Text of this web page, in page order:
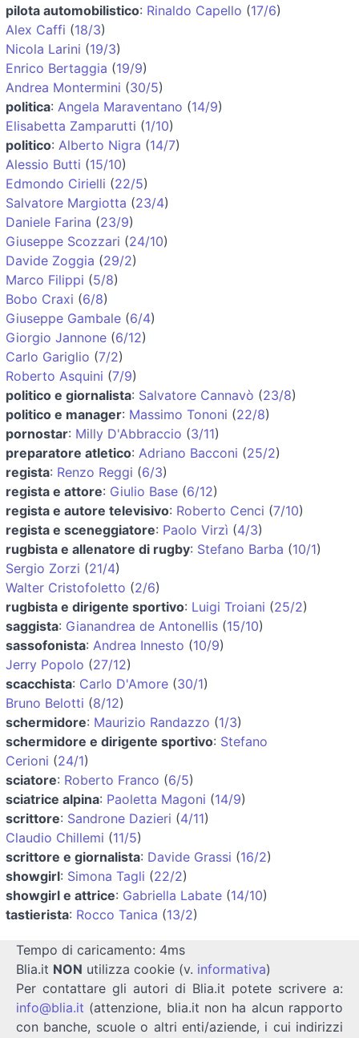
pilota automobilistico: Rinaldo Capello (17/6)
Alex Caffi (18/3)
Nicola Larini (19/3)
Enrico Bertaggia (19/9)
Andrea Montermini (30/5)
politica: Angela Maraventano (14/9)
Elisabetta Zamparutti (1/10)
politico: Alberto Nigra (14/7)
Alessio Butti (15/10)
Edmondo Cirielli (22/5)
Salvatore Margiotta (23/4)
Daniele Farina (23/9)
Giuseppe Scozzari (24/10)
Davide Zoggia (29/2)
Marco Filippi (5/8)
Bobo Craxi (6/8)
Giuseppe Gambale (6/4)
Giorgio Jannone (6/12)
Carlo Gariglio (7/2)
Roberto Asquini (7/9)
politico e giornalista: Salvatore Cannavò (23/8)
politico e manager: Massimo Tononi (22/8)
pornostar: Milly D'Abbraccio (3/11)
preparatore atletico: Adriano Bacconi (25/2)
regista: Renzo Reggi (6/3)
regista e attore: Giulio Base (6/12)
regista e autore televisivo: Roberto Cenci (7/10)
regista e sceneggiatore: Paolo Virzì (4/3)
rugbista e allenatore di rugby: Stefano Barba (10/1)
Sergio Zorzi (21/4)
Walter Cristofoletto (2/6)
rugbista e dirigente sportivo: Luigi Troiani (25/2)
saggista: Gianandrea de Antonellis (15/10)
sassofonista: Andrea Innesto (10/9)
Jerry Popolo (27/12)
scacchista: Carlo D'Amore (30/1)
Bruno Belotti (8/12)
schermidore: Maurizio Randazzo (1/3)
schermidore e dirigente sportivo: Stefano
Cerioni (24/1)
sciatore: Roberto Franco (6/5)
sciatrice alpina: Paoletta Magoni (14/9)
scrittore: Sandrone Dazieri (4/11)
Claudio Chillemi (11/5)
scrittore e giornalista: Davide Grassi (16/2)
showgirl: Simona Tagli (22/2)
showgirl e attrice: Gabriella Labate (14/10)
tastierista: Rocco Tanica (13/2)
Tempo di caricamento: 4ms
Blia.it NON utilizza cookie (v. informativa)
Per contattare gli autori di Blia.it potete scrivere a:
info@blia.it (attenzione, blia.it non ha alcun rapporto
con banche, scuole o altri enti/aziende, i cui indirizzi